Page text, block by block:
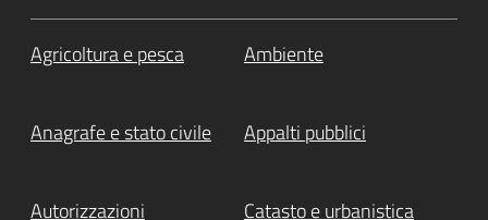
Agricoltura e pesca Ambiente
Anagrafe e stato civile Appalti pubblici
Autorizzazioni Catasto e urbanistica